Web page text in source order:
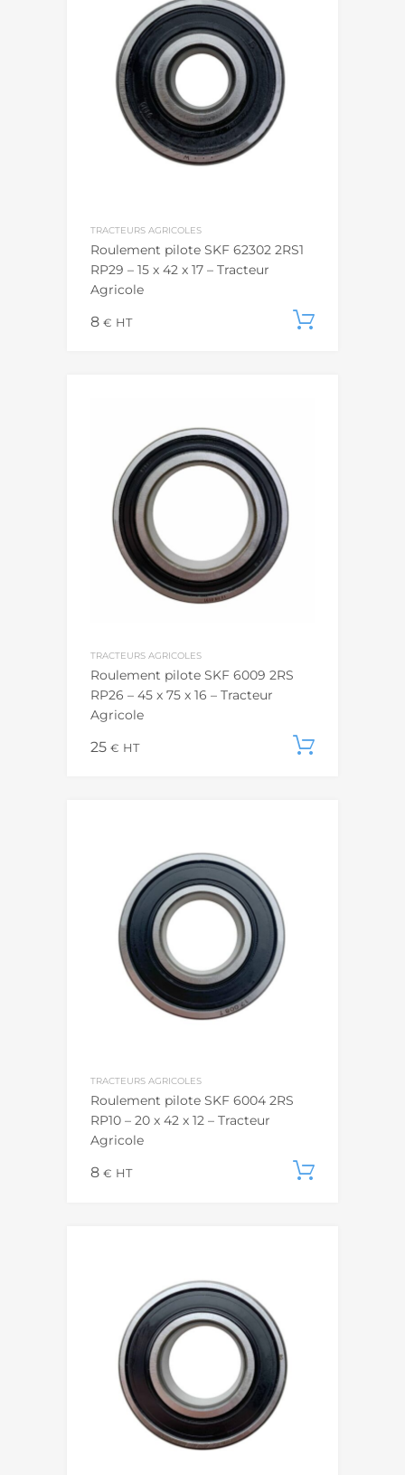
TRACTEURS AGRICOLES
Roulement pilote SKF 62302 2RS1
RP29 – 15 x 42 x 17 – Tracteur
Agricole
8 € HT
TRACTEURS AGRICOLES
Roulement pilote SKF 6009 2RS
RP26 – 45 x 75 x 16 – Tracteur
Agricole
25 € HT
TRACTEURS AGRICOLES
Roulement pilote SKF 6004 2RS
RP10 – 20 x 42 x 12 – Tracteur
Agricole
8 € HT